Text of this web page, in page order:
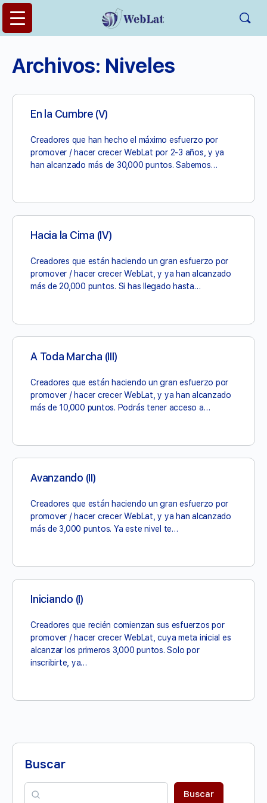
Archivos: Niveles
En la Cumbre (V)
Creadores que han hecho el máximo esfuerzo por
promover / hacer crecer WebLat por 2-3 años, y ya
han alcanzado más de 30,000 puntos. Sabemos…
Hacia la Cima (IV)
Creadores que están haciendo un gran esfuerzo por
promover / hacer crecer WebLat, y ya han alcanzado
más de 20,000 puntos. Si has llegado hasta…
A Toda Marcha (III)
Creadores que están haciendo un gran esfuerzo por
promover / hacer crecer WebLat, y ya han alcanzado
más de 10,000 puntos. Podrás tener acceso a…
Avanzando (II)
Creadores que están haciendo un gran esfuerzo por
promover / hacer crecer WebLat, y ya han alcanzado
más de 3,000 puntos. Ya este nivel te…
Iniciando (I)
Creadores que recién comienzan sus esfuerzos por
promover / hacer crecer WebLat, cuya meta inicial es
alcanzar los primeros 3,000 puntos. Solo por
inscribirte, ya…
Buscar
Buscar